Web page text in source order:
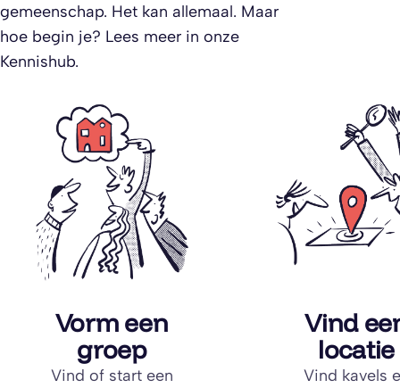
gemeenschap. Het kan allemaal. Maar
hoe begin je? Lees meer in onze
Kennishub.
Vorm een
groep
Vind of start een
Vind
locatie
Vind kavels